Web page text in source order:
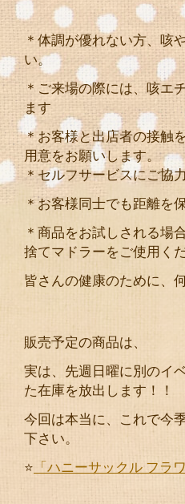
＊体調が優れない方、咳
い。
＊ご来場の際には、咳エ
ます
＊お客様と出店者の接触
用意をお願いします。
＊セルフサービスにご協
＊お客様同士でも距離を
＊商品をお試しされる場
捨てマドラーをご使用くだ
皆さんの健康のために、
販売予定の商品は、
実は、先週日曜に別のイ
た在庫を放出します！！
今回は本当に、これで今
下さい。
⭐️ 「ハニーサックル フラ